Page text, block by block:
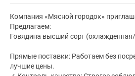
Компания «Мясной городок»
Предлагаем:
Говядина высший сорт
Прямые поставки: Работаем без
лучшие цены.